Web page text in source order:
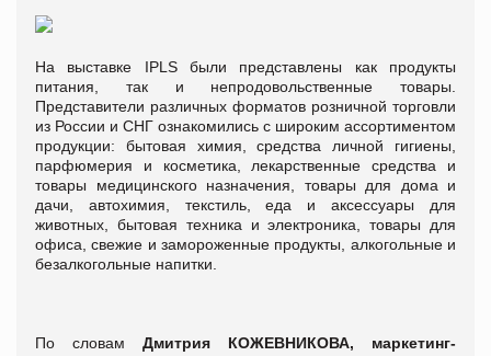
На выставке IPLS были представлены как продукты
питания, так и непродовольственные товары.
Представители различных форматов розничной торговли
из России и СНГ ознакомились с широким ассортиментом
продукции: бытовая химия, средства личной гигиены,
парфюмерия и косметика, лекарственные средства и
товары медицинского назначения, товары для дома и
дачи, автохимия, текстиль, еда и аксессуары для
животных, бытовая техника и электроника, товары для
офиса, свежие и замороженные продукты, алкогольные и
безалкогольные напитки.
По словам Дмитрия КОЖЕВНИКОВА, маркетинг-